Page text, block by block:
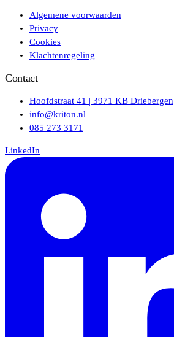
Algemene voorwaarden
Privacy
Cookies
Klachtenregeling
Contact
Hoofdstraat 41 | 3971 KB Driebergen
info@kriton.nl
085 273 3171
LinkedIn